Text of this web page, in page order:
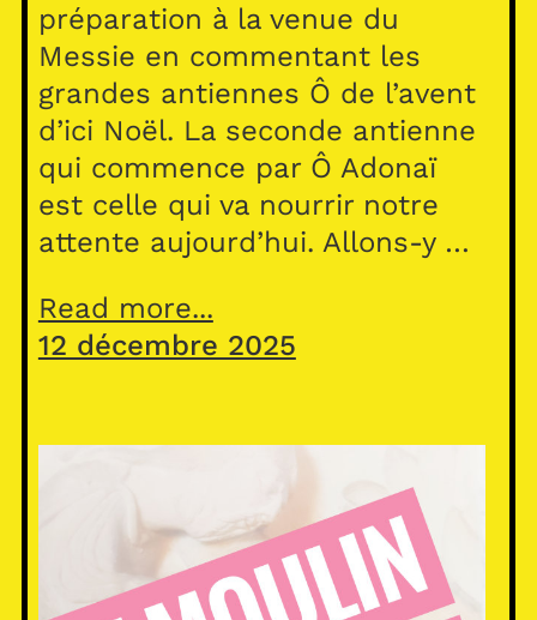
préparation à la venue du
Messie en commentant les
grandes antiennes Ô de l’avent
d’ici Noël. La seconde antienne
qui commence par Ô Adonaï
est celle qui va nourrir notre
attente aujourd’hui. Allons-y …
Read more...
12 décembre 2025